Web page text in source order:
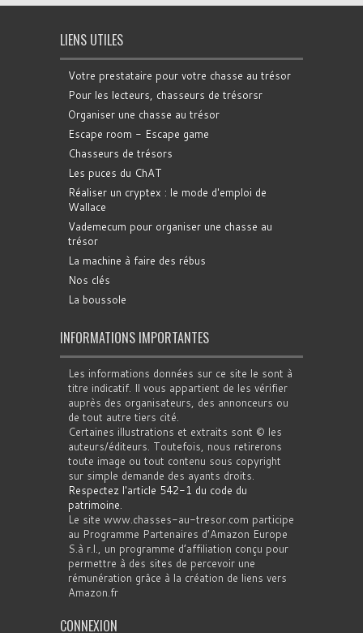
LIENS UTILES
Votre prestataire pour votre chasse au trésor
Pour les lecteurs, chasseurs de trésorsr
Organiser une chasse au trésor
Escape room - Escape game
Chasseurs de trésors
Les puces du ChAT
Réaliser un cryptex : le mode d'emploi de
Wallace
Vademecum pour organiser une chasse au
trésor
La machine à faire des rébus
Nos clés
La boussole
INFORMATIONS IMPORTANTES
Les informations données sur ce site le sont à
titre indicatif. Il vous appartient de les vérifier
auprès des organisateurs, des annonceurs ou
de tout autre tiers cité.
Certaines illustrations et extraits sont © les
auteurs/éditeurs. Toutefois, nous retirerons
toute image ou tout contenu sous copyright
sur simple demande des ayants droits.
Respectez l'article 542-1 du code du
patrimoine.
Le site www.chasses-au-tresor.com participe
au Programme Partenaires d’Amazon Europe
S.à r.l., un programme d’affiliation conçu pour
permettre à des sites de percevoir une
rémunération grâce à la création de liens vers
Amazon.fr
CONNEXION